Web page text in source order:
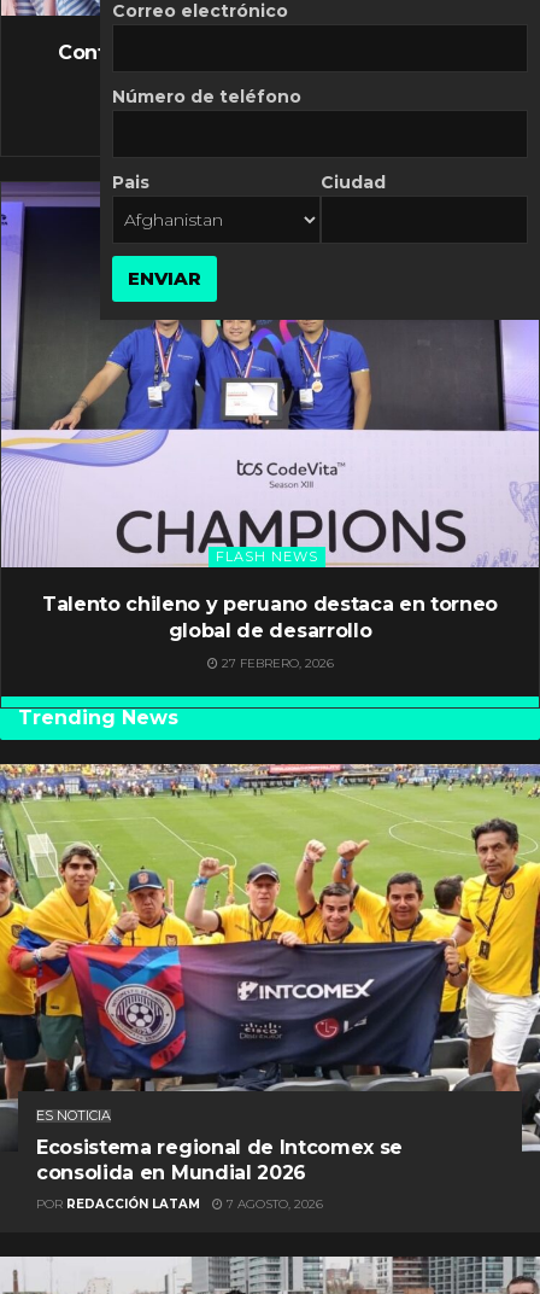
FLASH NEWS
Controversia de Mercado Libre por costos
10 MARZO, 2026
FLASH NEWS
Talento chileno y peruano destaca en torneo
global de desarrollo
27 FEBRERO, 2026
Trending News
ES NOTICIA
Ecosistema regional de Intcomex se
consolida en Mundial 2026
POR REDACCIÓN LATAM 7 AGOSTO, 2026
Correo electrónico
Número de teléfono
Pais Ciudad
ENVIAR